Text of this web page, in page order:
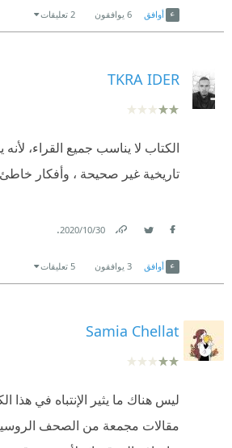
والسلام... ولكننا حفظنا هذه
هذا الكتاب موجّه للغرب
حد سواء.
أوافق 6 يوافقون 2 تعليقات
TKRA IDER
الكتاب لا يناسب جميع القراء،
تاريخية غير صحيحة ، وأفكار
30‏/10‏/2020
.
أوافق 3 يوافقون 5 تعليقات
Samia Chellat
ليس هناك ما يثير الإنتباه في
مقالات مجمعة من الصحف الروسية